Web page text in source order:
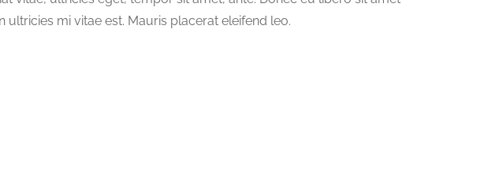
ultricies mi vitae est. Mauris placerat eleifend leo.